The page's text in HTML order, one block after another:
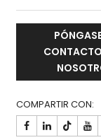
COMPARTIR CON:
